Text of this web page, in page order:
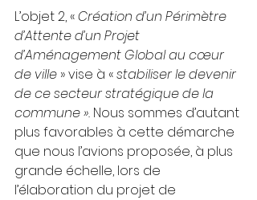
L’objet 2, « Création d’un Périmètre
d’Attente d’un Projet
d’Aménagement Global au cœur
de ville » vise à « stabiliser le devenir
de ce secteur stratégique de la
commune ». Nous sommes d’autant
plus favorables à cette démarche
que nous l’avions proposée, à plus
grande échelle, lors de
l’élaboration du projet de